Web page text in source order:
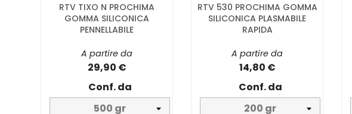
RTV TIXO N PROCHIMA
GOMMA SILICONICA
PENNELLABILE
A partire da
29,90 €
Conf. da
RTV 530 PROCHIMA GOMMA
SILICONICA PLASMABILE
RAPIDA
A partire da
14,80 €
Conf. da